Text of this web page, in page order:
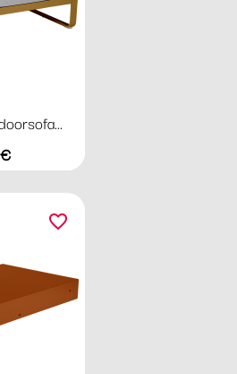
favorite_border